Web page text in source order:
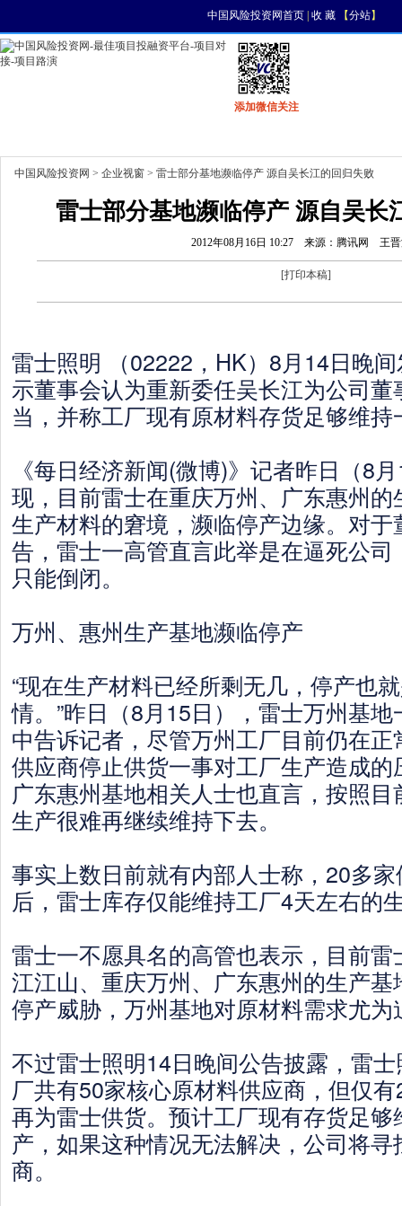
中国风险投资网首页| 收 藏【分站】
添加微信关注
中国风险投资网 > 企业视窗 > 雷士部分基地濒临停产 源自吴长江的回归失败
雷士部分基地濒临停产 源自吴长
2012年08月16日 10:27 来源：腾讯网 王
[打印本稿]
雷士照明 （02222，HK）8月14日晚
示董事会认为重新委任吴长江为公司
当，并称工厂现有原材料存货足够维
《每日经济新闻(微博)》记者昨日（8
现，目前雷士在重庆万州、广东惠州
生产材料的窘境，濒临停产边缘。对
告，雷士一高管直言此举是在逼死公
只能倒闭。
万州、惠州生产基地濒临停产
“现在生产材料已经所剩无几，停产也
情。”昨日（8月15日），雷士万州基
中告诉记者，尽管万州工厂目前仍在
供应商停止供货一事对工厂生产造成
广东惠州基地相关人士也直言，按照
生产很难再继续维持下去。
事实上数日前就有内部人士称，20多
后，雷士库存仅能维持工厂4天左右的
雷士一不愿具名的高管也表示，目前
江江山、重庆万州、广东惠州的生产
停产威胁，万州基地对原材料需求尤为
不过雷士照明14日晚间公告披露，雷
厂共有50家核心原材料供应商，但仅
再为雷士供货。预计工厂现有存货足
产，如果这种情况无法解决，公司将
商。